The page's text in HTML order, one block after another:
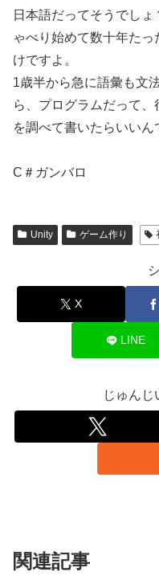
日本語だってそうでし
ゃべり始めて数十年た
けですよ。
1歳半から急に語彙も文
ら、プログラムだって
を調べて書いたらいいん
C＃ガンバロ
Unity ゲーム作り
X
LINE
じゅんじ
関連記事